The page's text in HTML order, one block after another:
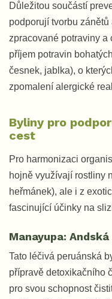
Důležitou součástí
podporují tvorbu
zpracované potraviny a
příjem potravin
česnek, jablka), o
zpomalení alergické
Byliny pro
cest
Pro harmonizaci
hojně využívají rostliny
heřmánek), ale i z
fascinující účinky na
Manayupa:
Tato léčivá peruánská
přípravě detoxikačního
pro svou schopnost